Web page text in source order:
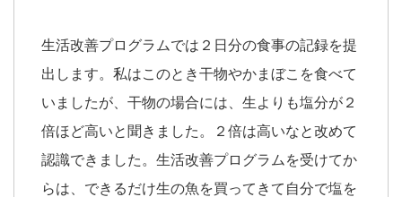
生活改善プログラムでは２日分の食事の記録を提
出します。私はこのとき干物やかまぼこを食べて
いましたが、干物の場合には、生よりも塩分が２
倍ほど高いと聞きました。２倍は高いなと改めて
認識できました。生活改善プログラムを受けてか
らは、できるだけ生の魚を買ってきて自分で塩を